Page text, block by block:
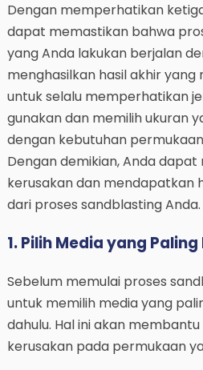
Dengan memperhatikan
dapat memastikan bahwa
yang Anda lakukan berjalan
menghasilkan hasil akhir yang
untuk selalu memperhatikan
gunakan dan memilih ukuran
dengan kebutuhan
Dengan demikian, Anda dapat
kerusakan dan mendapatkan
dari proses sandblasting Anda.
1. Pilih Media yang
Sebelum memulai proses
untuk memilih media yang
dahulu. Hal ini akan
kerusakan pada permukaan